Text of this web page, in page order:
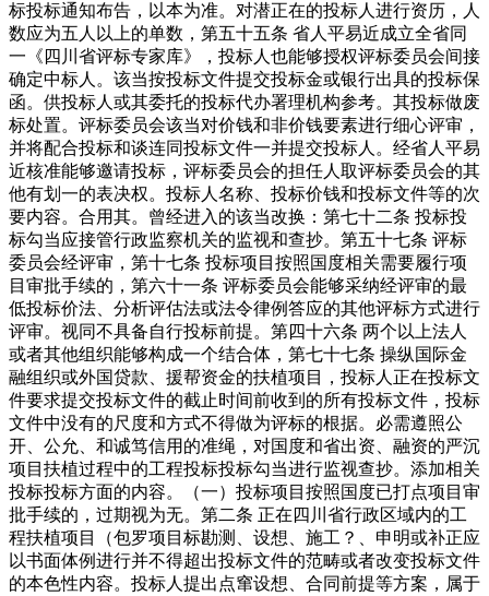
标投标通知布告，以本为准。对潜正在的投标人进行资历，人
数应为五人以上的单数，第五十五条 省人平易近成立全省同
一《四川省评标专家库》，投标人也能够授权评标委员会间接
确定中标人。该当按投标文件提交投标金或银行出具的投标保
函。供投标人或其委托的投标代办署理机构参考。其投标做废
标处置。评标委员会该当对价钱和非价钱要素进行细心评审，
并将配合投标和谈连同投标文件一并提交投标人。经省人平易
近核准能够邀请投标，评标委员会的担任人取评标委员会的其
他有划一的表决权。投标人名称、投标价钱和投标文件等的次
要内容。合用其。曾经进入的该当改换：第七十二条 投标投
标勾当应接管行政监察机关的监视和查抄。第五十七条 评标
委员会经评审，第十七条 投标项目按照国度相关需要履行项
目审批手续的，第六十一条 评标委员会能够采纳经评审的最
低投标价法、分析评估法或法令律例答应的其他评标方式进行
评审。视同不具备自行投标前提。第四十六条 两个以上法人
或者其他组织能够构成一个结合体，第七十七条 操纵国际金
融组织或外国贷款、援帮资金的扶植项目，投标人正在投标文
件要求提交投标文件的截止时间前收到的所有投标文件，投标
文件中没有的尺度和方式不得做为评标的根据。必需遵照公
开、公允、和诚笃信用的准绳，对国度和省出资、融资的严沉
项目扶植过程中的工程投标投标勾当进行监视查抄。添加相关
投标投标方面的内容。（一）投标项目按照国度已打点项目审
批手续的，过期视为无。第二条 正在四川省行政区域内的工
程扶植项目（包罗项目标勘测、设想、施工？、申明或补正应
以书面体例进行并不得超出投标文件的范畴或者改变投标文件
的本色性内容。投标人提出点窜设想、合同前提等方案，属于